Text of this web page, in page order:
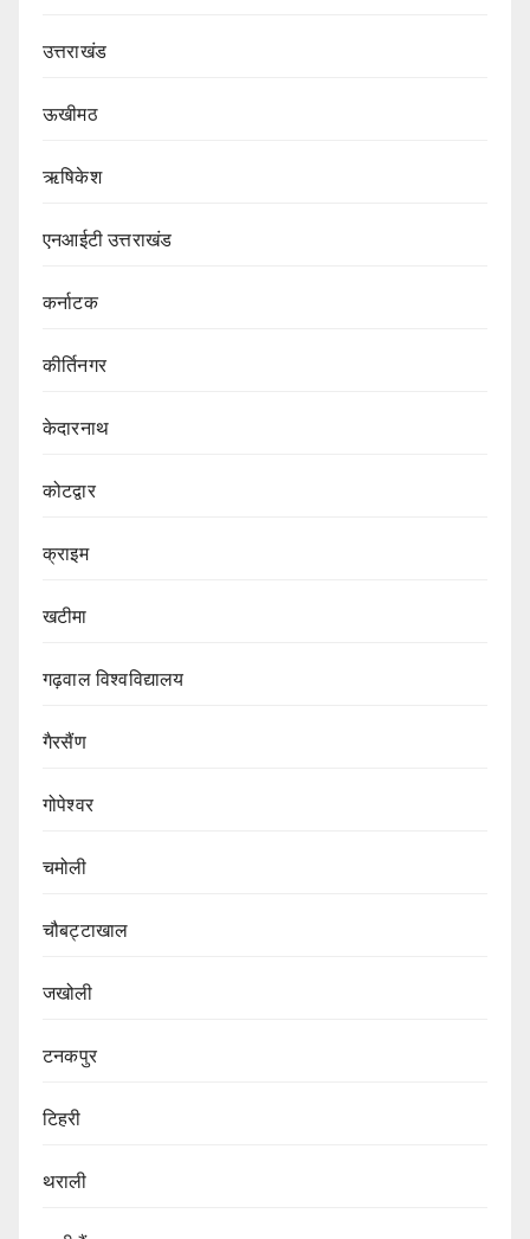
उत्तराखंड
ऊखीमठ
ऋषिकेश
एनआईटी उत्तराखंड
कर्नाटक
कीर्तिनगर
केदारनाथ
कोटद्वार
क्राइम
खटीमा
गढ़वाल विश्वविद्यालय
गैरसैंण
गोपेश्वर
चमोली
चौबट्टाखाल
जखोली
टनकपुर
टिहरी
थराली